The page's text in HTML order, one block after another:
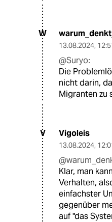
W
13.08.2024,
@Suryo:
Die
nicht darin,
Migranten zu
V Vigoleis
13.08.2024,
Klar, man
Verhalten,
einfachster
gegenüber
auf "das